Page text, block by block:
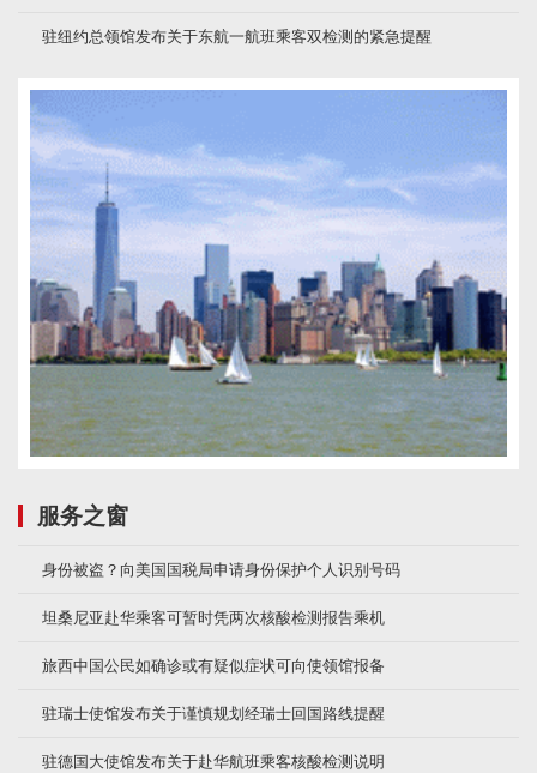
驻纽约总领馆发布关于东航一航班乘客双检测的紧急提醒
服务之窗
身份被盗？向美国国税局申请身份保护个人识别号码
坦桑尼亚赴华乘客可暂时凭两次核酸检测报告乘机
旅西中国公民如确诊或有疑似症状可向使领馆报备
驻瑞士使馆发布关于谨慎规划经瑞士回国路线提醒
驻德国大使馆发布关于赴华航班乘客核酸检测说明